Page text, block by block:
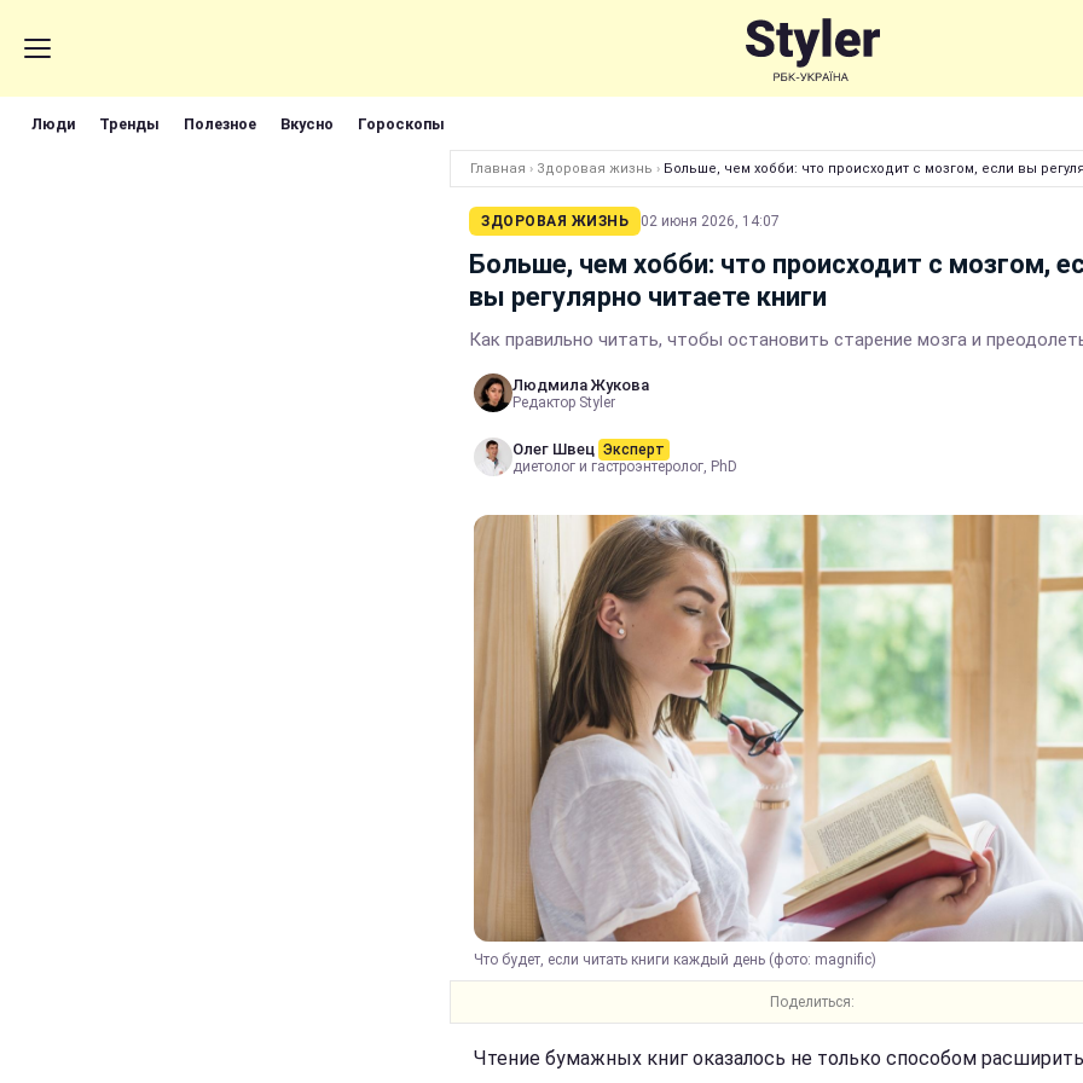
Люди Тренды Полезное Вкусно Гороскопы
Главная › Здоровая жизнь › Больше, чем хобби: что происходит с мозгом, если вы
ЗДОРОВАЯ ЖИЗНЬ 02 июня 2026, 14:07
Больше, чем хобби: что происходит с мозгом,
вы регулярно читаете книги
Как правильно читать, чтобы остановить старение мозга и
Людмила Жукова
Редактор Styler
Олег Швец Эксперт
диетолог и гастроэнтеролог, PhD
Что будет, если читать книги каждый день (фото: magnific)
Поделиться:
Чтение бумажных книг оказалось не только способом расширить